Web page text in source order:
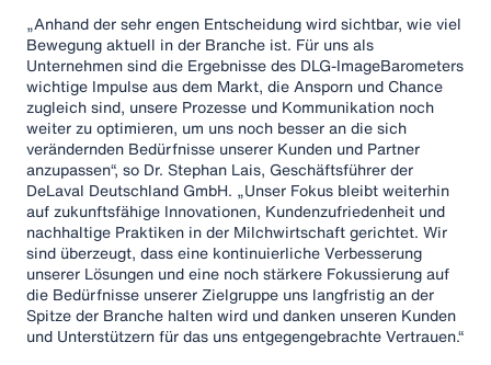
„Anhand der sehr engen Entscheidung wird sichtbar, wie viel
Bewegung aktuell in der Branche ist. Für uns als
Unternehmen sind die Ergebnisse des DLG-ImageBarometers
wichtige Impulse aus dem Markt, die Ansporn und Chance
zugleich sind, unsere Prozesse und Kommunikation noch
weiter zu optimieren, um uns noch besser an die sich
verändernden Bedürfnisse unserer Kunden und Partner
anzupassen“, so Dr. Stephan Lais, Geschäftsführer der
DeLaval Deutschland GmbH. „Unser Fokus bleibt weiterhin
auf zukunftsfähige Innovationen, Kundenzufriedenheit und
nachhaltige Praktiken in der Milchwirtschaft gerichtet. Wir
sind überzeugt, dass eine kontinuierliche Verbesserung
unserer Lösungen und eine noch stärkere Fokussierung auf
die Bedürfnisse unserer Zielgruppe uns langfristig an der
Spitze der Branche halten wird und danken unseren Kunden
und Unterstützern für das uns entgegengebrachte Vertrauen.“